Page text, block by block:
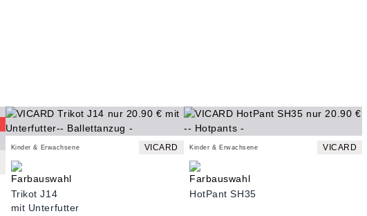
Kinder & Erwachsene VICARD
Trikot J14
mit Unterfutter
Kinder & Erwachsene VICARD
HotPant SH35